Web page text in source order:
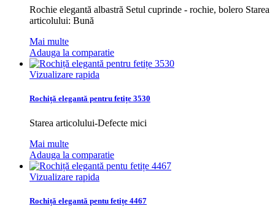
Rochie elegantă albastră Setul cuprinde - rochie, bolero Starea
articolului: Bună
Mai multe
Adauga la comparatie
Vizualizare rapida
Rochiță elegantă pentru fetițe 3530
Starea articolului-Defecte mici
Mai multe
Adauga la comparatie
Vizualizare rapida
Rochiță elegantă pentu fetițe 4467